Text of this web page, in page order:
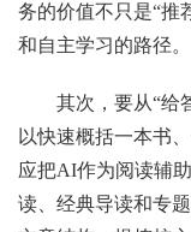
务的价值不只是“推
和自主学习的路径。
其次，要从“给
以快速概括一本书
应把AI作为阅读辅
读、经典导读和专